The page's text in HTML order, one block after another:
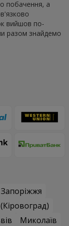
побачення, а
вийшов по-
разом знайдемо
Запоріжжя
Миколаїв